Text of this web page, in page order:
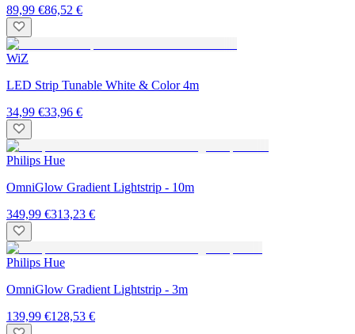
89,99 €86,52 €
WiZ
LED Strip Tunable White & Color 4m
34,99 €33,96 €
Philips Hue
OmniGlow Gradient Lightstrip - 10m
349,99 €313,23 €
Philips Hue
OmniGlow Gradient Lightstrip - 3m
139,99 €128,53 €